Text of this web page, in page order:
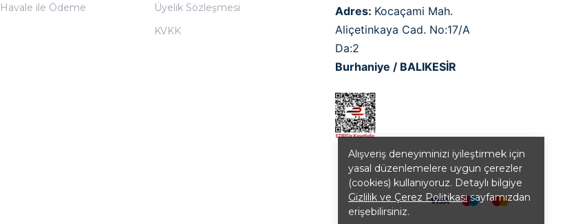
Alışveriş deneyiminizi iyileştirmek için
yasal düzenlemelere uygun çerezler
(cookies) kullanıyoruz. Detaylı bilgiye
Gizlilik ve Çerez Politikasısayfamızdan
erişebilirsiniz.
Havale ile Ödeme
Üyelik Sözleşmesi
KVKK
Adres: Kocaçami Mah.
Aliçetinkaya Cad. No:17/A
Da:2
Burhaniye / BALIKESİR